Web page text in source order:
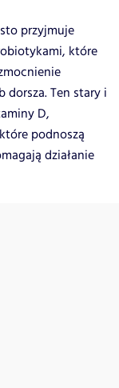
przyjmuje
które
Ten stary i
D,
podnoszą
działanie